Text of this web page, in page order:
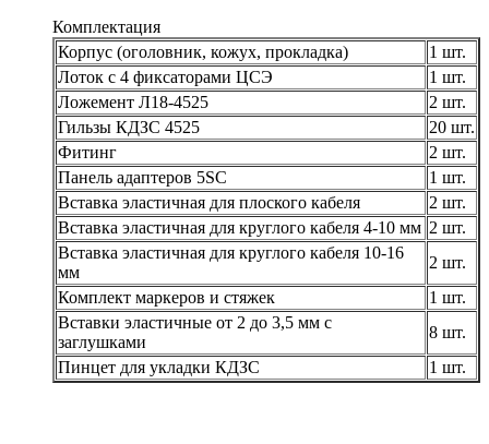
Комплектация
Корпус (оголовник, кожух, прокладка)
1 шт.
Лоток с 4 фиксаторами ЦСЭ
1 шт.
Ложемент Л18-4525
2 шт.
Гильзы КДЗС 4525
20 шт.
Фитинг
2 шт.
Панель адаптеров 5SC
1 шт.
Вставка эластичная для плоского кабеля
2 шт.
Вставка эластичная для круглого кабеля 4-10 мм 2 шт.
Вставка эластичная для круглого кабеля 10-16
мм
2 шт.
Комплект маркеров и стяжек
1 шт.
Вставки эластичные от 2 до 3,5 мм с
заглушками
8 шт.
Пинцет для укладки КДЗС
1 шт.